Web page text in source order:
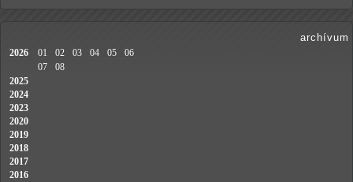
archívum
2026 01 02 03 04 05
06
07
08
2025
2024
2023
2020
2019
2018
2017
2016